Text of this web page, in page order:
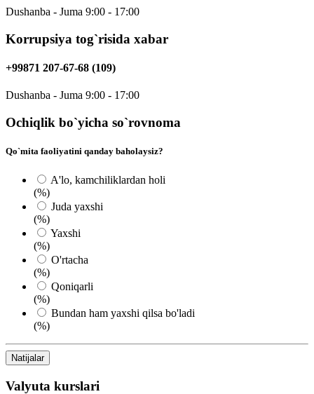
Dushanba - Juma 9:00 - 17:00
Korrupsiya tog`risida xabar
+99871 207-67-68 (109)
Dushanba - Juma 9:00 - 17:00
Ochiqlik bo`yicha so`rovnoma
Qo`mita faoliyatini qanday baholaysiz?
A'lo, kamchiliklardan holi
(%)
Juda yaxshi
(%)
Yaxshi
(%)
O'rtacha
(%)
Qoniqarli
(%)
Bundan ham yaxshi qilsa bo'ladi
(%)
Natijalar
Valyuta kurslari